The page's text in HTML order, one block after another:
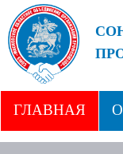
ГЛАВНАЯ